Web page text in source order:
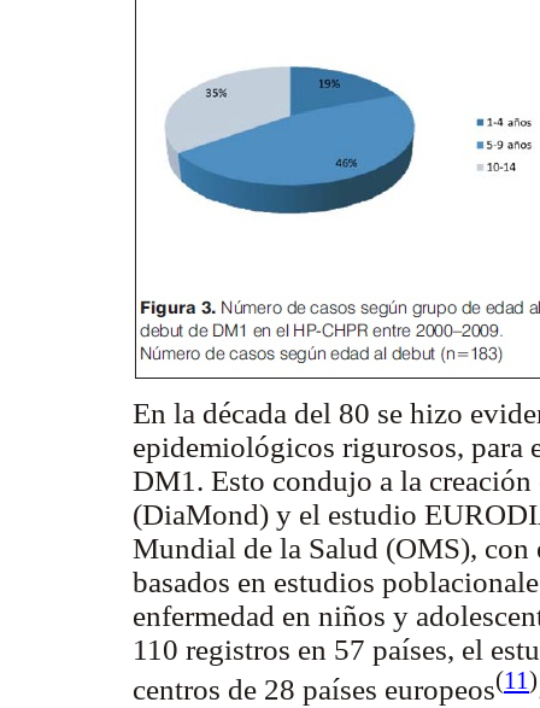
En la década del 80 se hizo
epidemiológicos rigurosos, para
DM1. Esto condujo a la
(DiaMond) y el estudio
Mundial de la Salud (OMS),
basados en estudios
enfermedad en niños y
110 registros en 57 países, el
centros de 28 países europeos(11)